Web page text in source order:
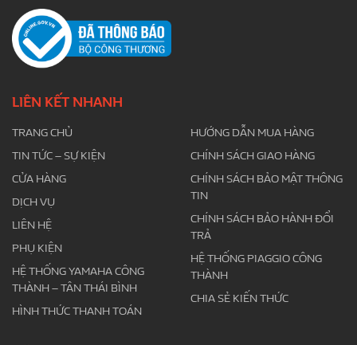
LIÊN KẾT NHANH
TRANG CHỦ
TIN TỨC – SỰ KIỆN
CỬA HÀNG
DỊCH VỤ
LIÊN HỆ
PHỤ KIỆN
HỆ THỐNG YAMAHA CÔNG
THÀNH – TÂN THÁI BÌNH
HÌNH THỨC THANH TOÁN
HƯỚNG DẪN MUA HÀNG
CHÍNH SÁCH GIAO HÀNG
CHÍNH SÁCH BẢO MẬT THÔNG
TIN
CHÍNH SÁCH BẢO HÀNH ĐỔI
TRẢ
HỆ THỐNG PIAGGIO CÔNG
THÀNH
CHIA SẺ KIẾN THỨC